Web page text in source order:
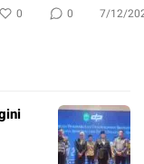
0 0 7/12/